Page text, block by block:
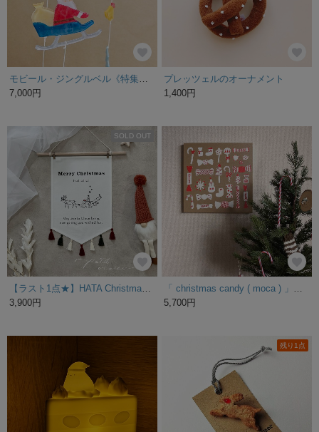
7,000円
プレッツェルのオーナメント
1,400円
SOLD OUT
3,900円
5,700円
残り1点